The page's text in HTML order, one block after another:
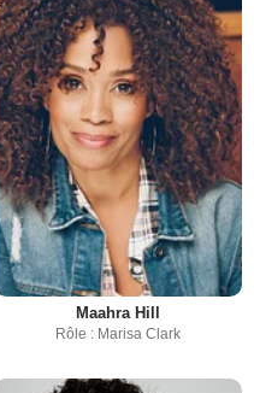
Maahra Hill
Rôle : Marisa Clark